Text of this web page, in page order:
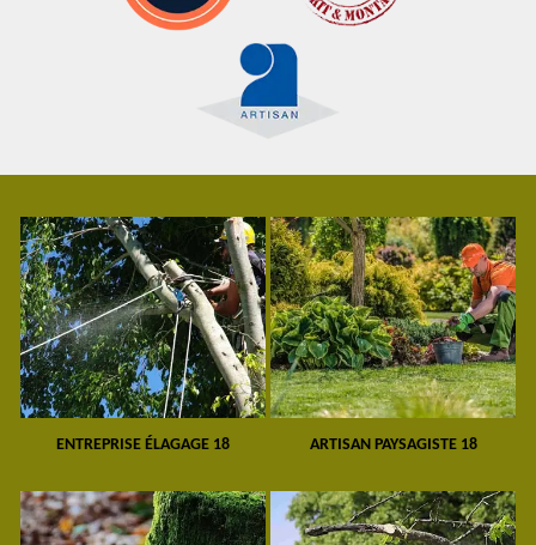
ENTREPRISE ÉLAGAGE 18 ARTISAN PAYSAGISTE 18